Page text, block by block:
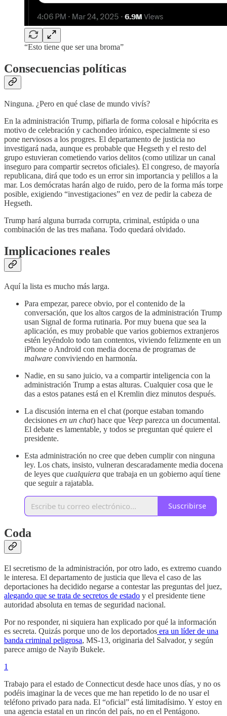
“Esto tiene que ser una broma”
Consecuencias políticas
Ninguna. ¿Pero en qué clase de mundo vivís?
En la administración Trump, pifiarla de forma colosal e hipócrita es
motivo de celebración y cachondeo irónico, especialmente si eso
pone nerviosos a los progres. El departamento de justicia no
investigará nada, aunque es probable que Hegseth y el resto del
grupo estuvieran cometiendo varios delitos (como utilizar un canal
inseguro para compartir secretos oficiales). El congreso, de mayoría
republicana, dirá que todo es un error sin importancia y pelillos a la
mar. Los demócratas harán algo de ruido, pero de la forma más torpe
posible, exigiendo “investigaciones” en vez de pedir la cabeza de
Hegseth.
Trump hará alguna burrada corrupta, criminal, estúpida o una
combinación de las tres mañana. Todo quedará olvidado.
Implicaciones reales
Aquí la lista es mucho más larga.
Para empezar, parece obvio, por el contenido de la
conversación, que los altos cargos de la administración Trump
usan Signal de forma rutinaria. Por muy buena que sea la
aplicación, es muy probable que varios gobiernos extranjeros
estén leyéndolo todo tan contentos, viviendo felizmente en un
iPhone o Android con media docena de programas de
malware conviviendo en harmonía.
Nadie, en su sano juicio, va a compartir inteligencia con la
administración Trump a estas alturas. Cualquier cosa que le
das a estos patanes está en el Kremlin diez minutos después.
La discusión interna en el chat (porque estaban tomando
decisiones en un chat) hace que Veep parezca un documental.
El debate es lamentable, y todos se preguntan qué quiere el
presidente.
Esta administración no cree que deben cumplir con ninguna
ley. Los chats, insisto, vulneran descaradamente media docena
de leyes que cualquiera que trabaja en un gobierno aquí tiene
que seguir a rajatabla.
Suscribirse
Coda
El secretismo de la administración, por otro lado, es extremo cuando
le interesa. El departamento de justicia que lleva el caso de las
deportaciones ha decidido negarse a contestar las preguntas del juez,
alegando que se trata de secretos de estado y el presidente tiene
autoridad absoluta en temas de seguridad nacional.
Por no responder, ni siquiera han explicado por qué la información
es secreta. Quizás porque uno de los deportados era un líder de una
banda criminal peligrosa, MS-13, originaria del Salvador, y según
parece amigo de Nayib Bukele.
1
Trabajo para el estado de Connecticut desde hace unos días, y no os
podéis imaginar la de veces que me han repetido lo de no usar el
teléfono privado para nada. El “oficial” está limitadísimo. Y estoy en
una agencia estatal en un rincón del país, no en el Pentágono.